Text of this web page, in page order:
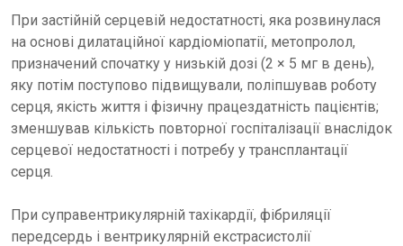
При застійній серцевій недостатності, яка розвинулася
на основі дилатаційної кардіоміопатії, метопролол,
призначений спочатку у низькій дозі (2 × 5 мг в день),
яку потім поступово підвищували, поліпшував роботу
серця, якість життя і фізичну працездатність пацієнтів;
зменшував кількість повторної госпіталізації внаслідок
серцевої недостатності і потребу у трансплантації
серця.
При суправентрикулярній тахікардії, фібриляції
передсердь і вентрикулярній екстрасистолії